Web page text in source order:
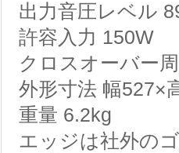
出力音圧レベル
許容入力 150W
クロスオーバー
外形寸法 幅527×
重量 6.2kg
エッジは社外の